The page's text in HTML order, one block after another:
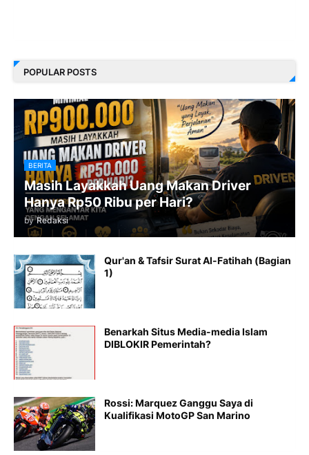
POPULAR POSTS
BERITA
Masih Layakkah Uang Makan Driver
Hanya Rp50 Ribu per Hari?
by Redaksi
Qur'an & Tafsir Surat Al-Fatihah (Bagian
1)
Benarkah Situs Media-media Islam
DIBLOKIR Pemerintah?
Rossi: Marquez Ganggu Saya di
Kualifikasi MotoGP San Marino